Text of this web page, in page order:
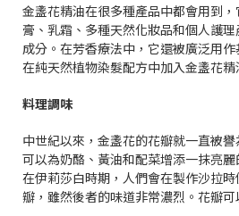
金盞花精油在很多種產品中都會用到
膏、乳霜、多種天然化妝品和個人護
成分。在芳香療法中，它還被廣泛用
在純天然植物染髮配方中加入金盞花精
料理調味
中世紀以來，金盞花的花瓣就一直被
可以為奶酪、黃油和配菜增添一抹亮麗
在伊莉莎白時期，人們會在製作沙拉
瓣，雖然後者的味道非常濃烈。花瓣可